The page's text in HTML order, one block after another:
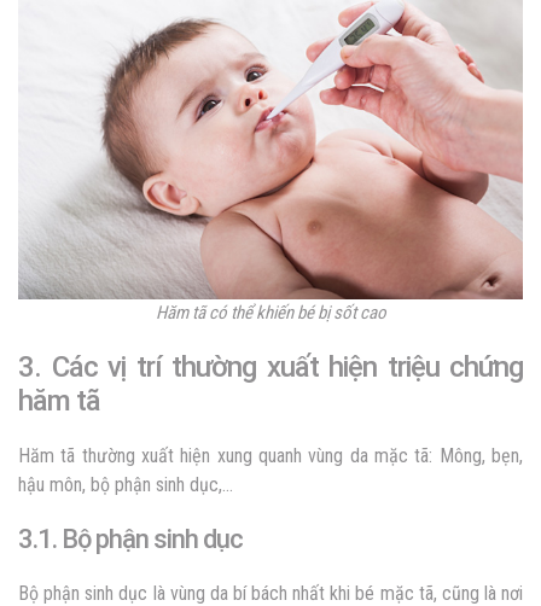
Hăm tã có thể khiến bé bị sốt cao
3. Các vị trí thường xuất hiện triệu chứng
hăm tã
Hăm tã thường xuất hiện xung quanh vùng da mặc tã: Mông, bẹn,
hậu môn, bộ phận sinh dục,…
3.1. Bộ phận sinh dục
Bộ phận sinh dục là vùng da bí bách nhất khi bé mặc tã, cũng là nơi